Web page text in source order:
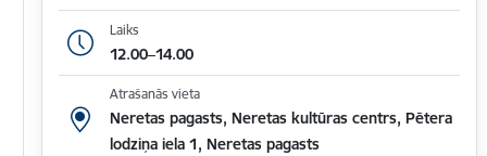
Laiks
12.00–14.00
Atrašanās vieta
Neretas pagasts, Neretas kultūras centrs, Pētera
lodziņa iela 1, Neretas pagasts